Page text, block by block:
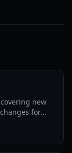
new
for